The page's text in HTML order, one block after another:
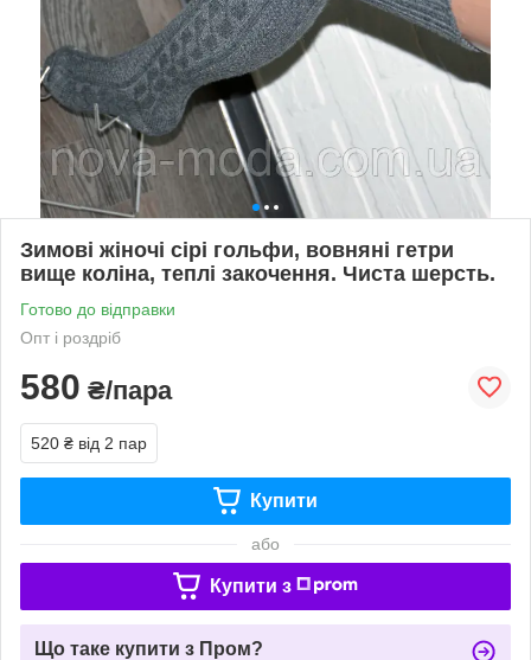
Зимові жіночі сірі гольфи, вовняні гетри
вище коліна, теплі закочення. Чиста шерсть.
Готово до відправки
Опт і роздріб
580 ₴/пара
520 ₴ від 2 пар
Купити
або
Купити з
Що таке купити з Пром?